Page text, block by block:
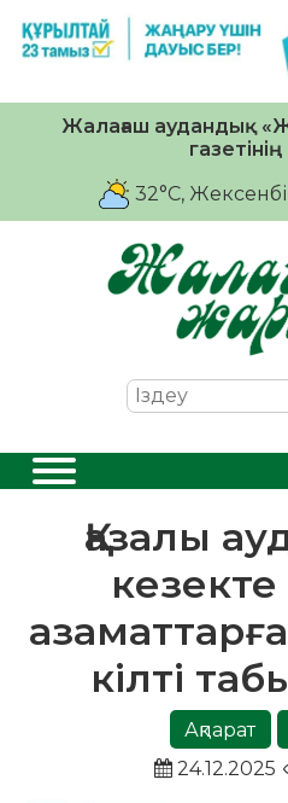
Жалағаш аудандық
32°C,
Қазалы
кезекте
кілті
Ақпарат
24.12.2025